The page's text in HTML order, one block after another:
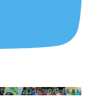
g_5XVRcRii_JE